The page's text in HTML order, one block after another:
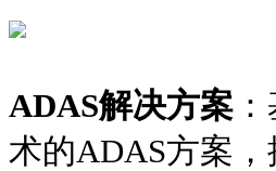
ADAS解决方案
术的ADAS方案